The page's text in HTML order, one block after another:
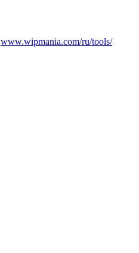
www.wipmania.com/ru/tools/